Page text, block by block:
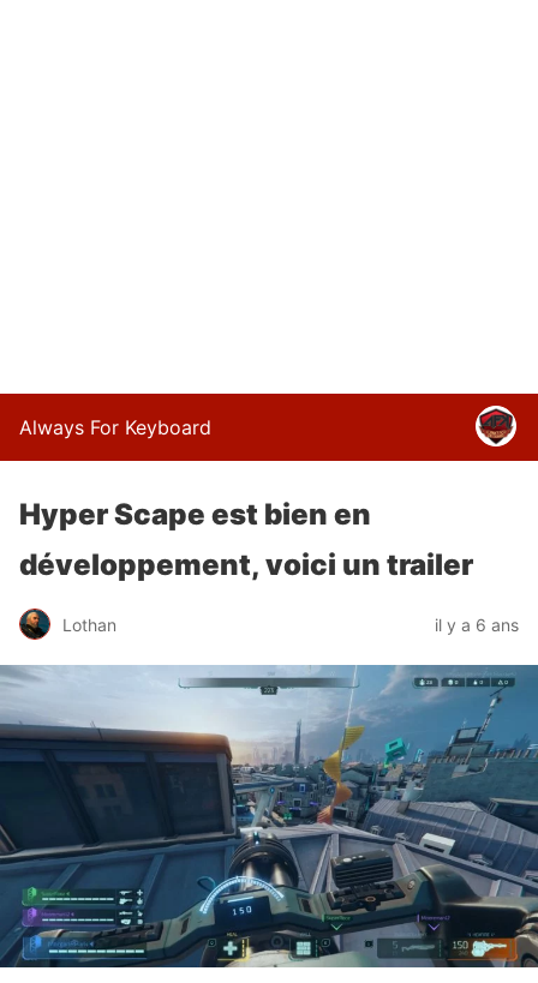
Always For Keyboard
Hyper Scape est bien en
développement, voici un trailer
Lothan il y a 6 ans